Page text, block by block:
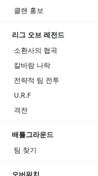
클랜 홍보
리그 오브 레전드
소환사의 협곡
칼바람 나락
전략적 팀 전투
U.R.F
격전
배틀그라운드
팀 찾기